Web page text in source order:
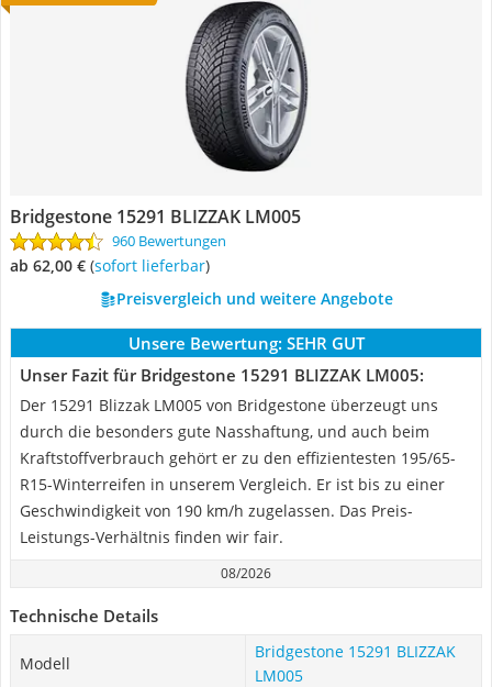
Bridgestone 15291 BLIZZAK LM005
960 Bewertungen
ab 62,00 € ( Sofort lieferbar)
Preisvergleich und weitere Angebote
Unsere Bewertung: SEHR GUT
Unser Fazit für Bridgestone 15291 BLIZZAK LM005:
Der 15291 Blizzak LM005 von Bridgestone überzeugt uns
durch die besonders gute Nasshaftung, und auch beim
Kraftstoffverbrauch gehört er zu den effizientesten 195/65-
R15-Winterreifen in unserem Vergleich. Er ist bis zu einer
Geschwindigkeit von 190 km/h zugelassen. Das Preis-
Leistungs-Verhältnis finden wir fair.
08/2026
Technische Details
Modell
Bridgestone 15291 BLIZZAK
LM005